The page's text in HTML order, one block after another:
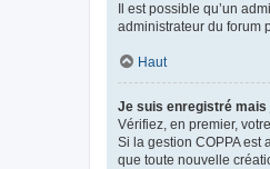
Il est possible qu’un
administrateur du forum
Haut
Je suis enregistré mais
Vérifiez, en premier,
Si la gestion COPPA est
que toute nouvelle